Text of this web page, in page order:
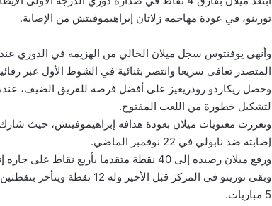
تورينو، في عودة مهاجمه زلاتان إبراهيموفيتش من الإصابة.
المتصدر تعافى سريعا وانتصر بثنائية في الشوط الأول عبر
وحصل ريكاردو رودريغيز على أفضل فرصة للفريق الضيف،
لتشكيل خطورة من اللعب المفتوح.
إصابته ضد نابولي في 22 نوفمبر الماضي.
ورفع ميلان رصيده إلى 40 نقطة متقدما بأربع نقاط على جاره إنتر ميلانو، الذي يحل ضيفا على روما .
وبقي تورينو في المركز قبل
5 مباريات.